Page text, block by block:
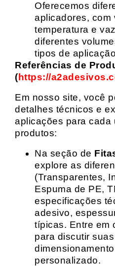
Oferecemos
aplicadores, com
temperatura e
diferentes
tipos de
Referências de
(https://
Em nosso site, você
detalhes técnicos e
aplicações para cada
produtos:
Na seção de
explore as
(Transparentes,
Espuma de PE,
especificações
adesivo,
típicas. Entre em
para discutir
personalizado.